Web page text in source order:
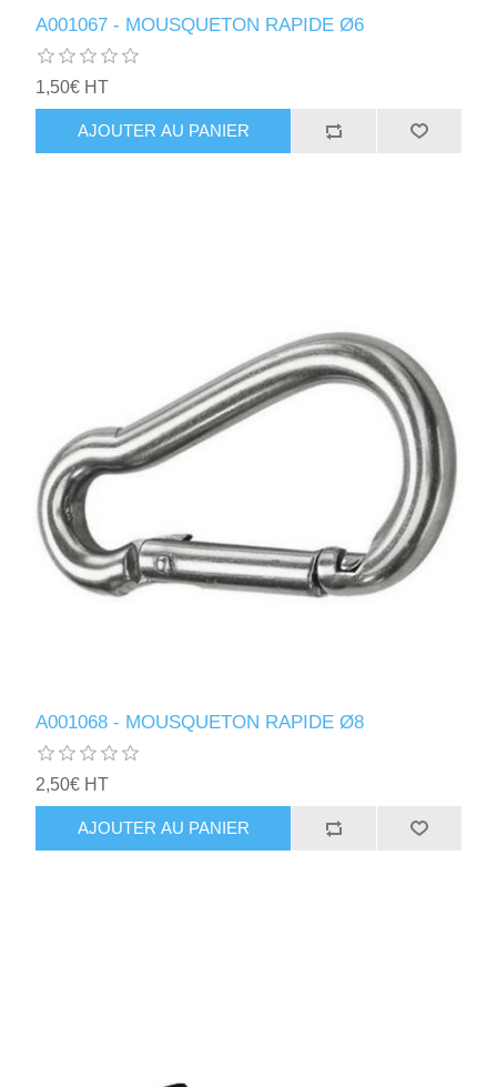
A001067 - MOUSQUETON RAPIDE Ø6
1,50€ HT
AJOUTER AU PANIER
A001068 - MOUSQUETON RAPIDE Ø8
2,50€ HT
AJOUTER AU PANIER